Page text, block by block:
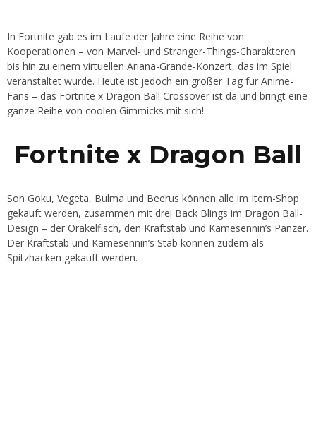
In Fortnite gab es im Laufe der Jahre eine Reihe von
Kooperationen – von Marvel- und Stranger-Things-Charakteren
bis hin zu einem virtuellen Ariana-Grande-Konzert, das im Spiel
veranstaltet wurde. Heute ist jedoch ein großer Tag für Anime-
Fans – das Fortnite x Dragon Ball Crossover ist da und bringt eine
ganze Reihe von coolen Gimmicks mit sich!
Fortnite x Dragon Ball
Son Goku, Vegeta, Bulma und Beerus können alle im Item-Shop
gekauft werden, zusammen mit drei Back Blings im Dragon Ball-
Design – der Orakelfisch, den Kraftstab und Kamesennin’s Panzer.
Der Kraftstab und Kamesennin’s Stab können zudem als
Spitzhacken gekauft werden.